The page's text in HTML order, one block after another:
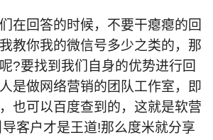
在回答的时候，不要干瘪瘪的回
教你我的微信号多少之类的，那
?要找到我们自身的优势进行回
是做网络营销的团队工作室，即
也可以百度查到的，这就是软营
客户才是王道!那么度米就分享